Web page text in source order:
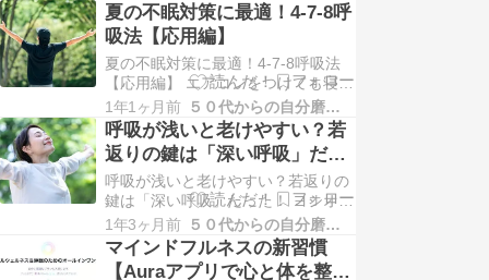
起き上がれない。「また今日も調子
が悪い...」そんな朝を迎えていませ
んか？ 50代になって急に朝がつら
くなったという方、実はとても多い
んです。 私の周りでも「更年期に入
ってから朝が…
夏の不眠対策に最適！4-7-8呼
吸法【応用編】
夏の不眠対策に最適！4-7-8呼吸法
【応用編】 エアコンをつけても寝苦
しい... 暑くて何度も目が覚める... 朝
起きても疲れが取れない... 梅雨明け
から続くこの猛暑。 特に50代60代
の方から「夜ぐっすり眠れない」と
いう声がたくさんあります。 実は、
夏の不眠には通常の4-…
1年1ヶ月前 ５０代からの自分磨きブログ
呼吸が浅いと老けやすい？若
返りの鍵は「深い呼吸」だっ
た！
呼吸が浅いと老けやすい？若返りの
鍵は「深い呼吸」だった！ ヨシオ
こうたろうさん、最近すっごく疲れ
やすくて。肌のツヤもなくなってき
たし… 年のせいですかねぇ。 こう
1年3ヶ月前 ５０代からの自分磨きブログ
マインドフルネスの新習慣
【Auraアプリで心と体を整え